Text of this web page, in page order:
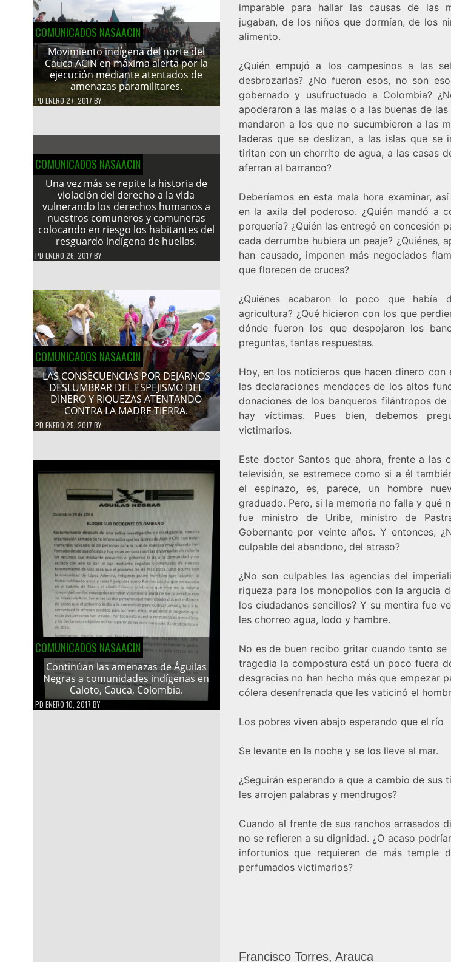
COMUNICADOS NASAACIN
Movimiento indígena del norte del
Cauca ACIN en máxima alerta por la
ejecución mediante atentados de
amenazas paramilitares.
PD ENERO 27, 2017 BY
COMUNICADOS NASAACIN
Una vez más se repite la historia de
violación del derecho a la vida
vulnerando los derechos humanos a
nuestros comuneros y comuneras
colocando en riesgo los habitantes del
resguardo indígena de huellas.
PD ENERO 26, 2017 BY
COMUNICADOS NASAACIN
LAS CONSECUENCIAS POR DEJARNOS
DESLUMBRAR DEL ESPEJISMO DEL
DINERO Y RIQUEZAS ATENTANDO
CONTRA LA MADRE TIERRA.
PDENERO 25, 2017 BY
COMUNICADOS NASAACIN
Continúan las amenazas de Águilas
Negras a comunidades indígenas en
Caloto, Cauca, Colombia.
PD ENERO 10, 2017 BY
imparable para hallar las causas de las
jugaban, de los niños que dormían, de los
alimento.
¿Quién empujó a los campesinos a las
desbrozarlas? ¿No fueron esos, no son
gobernado y usufructuado a Colombia?
apoderaron a las malas o a las buenas de
mandaron a los que no sucumbieron a las
laderas que se deslizan, a las islas que se
tiritan con un chorrito de agua, a las casas
aferran al barranco?
Deberíamos en esta mala hora examinar,
en la axila del poderoso. ¿Quién mandó a
porquería? ¿Quién las entregó en concesión
cada derrumbe hubiera un peaje? ¿Quiénes,
han causado, imponen más negociados
que florecen de cruces?
¿Quiénes acabaron lo poco que
agricultura? ¿Qué hicieron con los que
dónde fueron los que despojaron los
preguntas, tantas respuestas.
Hoy, en los noticieros que hacen dinero con
las declaraciones mendaces de los altos
donaciones de los banqueros filántropos
hay víctimas. Pues bien, debemos
victimarios.
Este doctor Santos que ahora, frente a las
televisión, se estremece como si a él
el espinazo, es, parece, un hombre
graduado. Pero, si la memoria no falla y qué
fue ministro de Uribe, ministro de
Gobernante por veinte años. Y entonces,
culpable del abandono, del atraso?
¿No son culpables las agencias del
riqueza para los monopolios con la argucia
los ciudadanos sencillos? Y su mentira fue
les chorreo agua, lodo y hambre.
No es de buen recibo gritar cuando tanto se
tragedia la compostura está un poco fuera
desgracias no han hecho más que empezar
cólera desenfrenada que les vaticinó el
Los pobres viven abajo esperando que el río
Se levante en la noche y se los lleve al mar.
¿Seguirán esperando a que a cambio de sus
les arrojen palabras y mendrugos?
Cuando al frente de sus ranchos arrasados
no se refieren a su dignidad. ¿O acaso
infortunios que requieren de más temple
perfumados victimarios?
Francisco Torres, Arauca